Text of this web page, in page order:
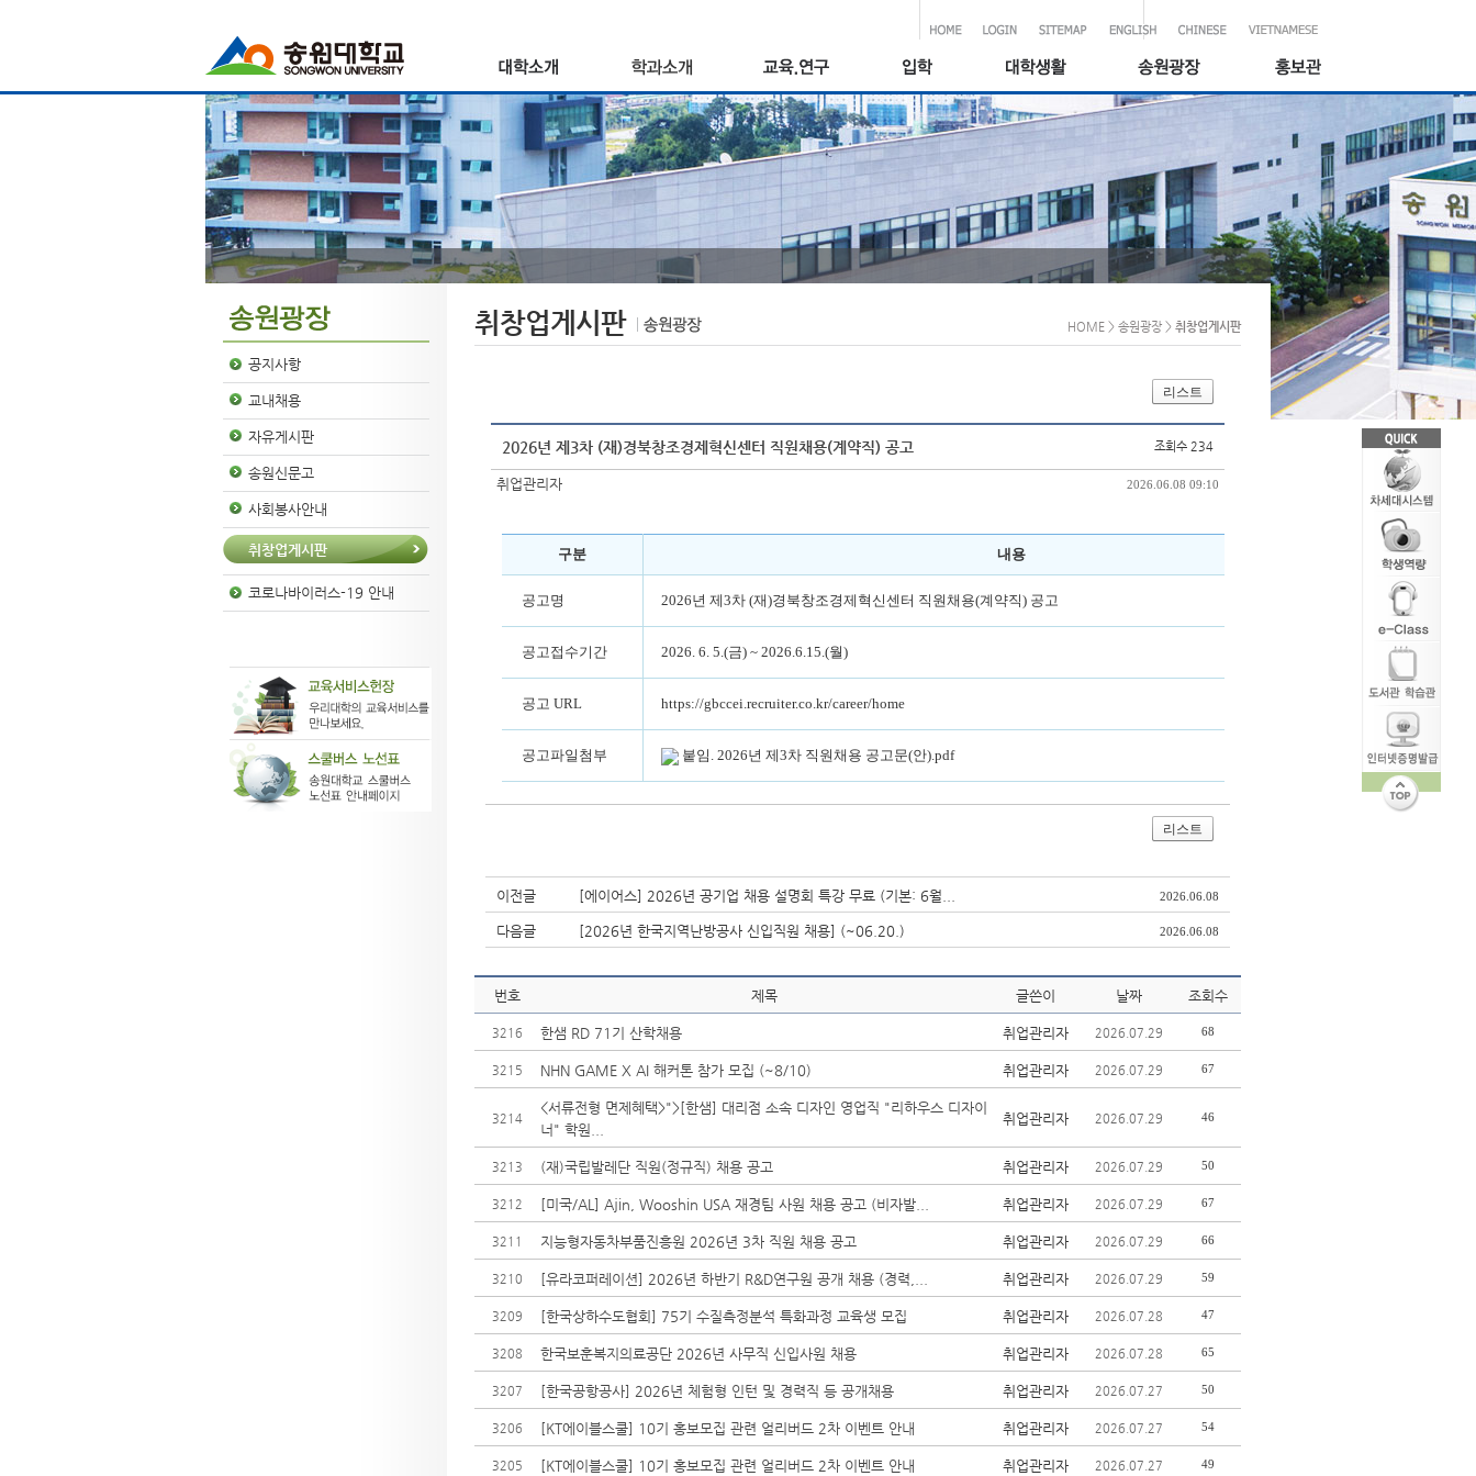
공지사항
교내채용
자유게시판
송원신문고
사회봉사안내
취창업게시판
코로나바이러스-19 안내
취창업게시판 HOME > 송원광장 > 취창업게시판
리스트
2026년 제3차 (재)경북창조경제혁신센터 직원채용(계약직) 공고 조회수 234
취업관리자 2026.06.08 09:10
구분 내용
공고명 2026년 제3차 (재)경북창조경제혁신센터 직원채용(계약직) 공고
공고접수기간 2026. 6. 5.(금) ~ 2026.6.15.(월)
공고 URL https://gbccei.recruiter.co.kr/career/home
공고파일첨부 붙임. 2026년 제3차 직원채용 공고문(안).pdf
리스트
이전글 [에이어스] 2026년 공기업 채용 설명회 특강 무료 (기본: 6월... 2026.06.08
다음글 [2026년 한국지역난방공사 신입직원 채용] (~06.20.) 2026.06.08
번호 제목 글쓴이 날짜 조회수
3216 한샘 RD 71기 산학채용 취업관리자 2026.07.29 68
3215 NHN GAME X AI 해커톤 참가 모집 (~8/10) 취업관리자 2026.07.29 67
3214
<서류전형 면제혜택>">[한샘] 대리점 소속 디자인 영업직 "리하우스 디자이
너" 학원...
취업관리자 2026.07.29 46
3213 (재)국립발레단 직원(정규직) 채용 공고 취업관리자 2026.07.29 50
3212 [미국/AL] Ajin, Wooshin USA 재경팀 사원 채용 공고 (비자발... 취업관리자 2026.07.29 67
3211 지능형자동차부품진흥원 2026년 3차 직원 채용 공고 취업관리자 2026.07.29 66
3210 [유라코퍼레이션] 2026년 하반기 R&D연구원 공개 채용 (경력,... 취업관리자 2026.07.29 59
3209 [한국상하수도협회] 75기 수질측정분석 특화과정 교육생 모집 취업관리자 2026.07.28 47
3208 한국보훈복지의료공단 2026년 사무직 신입사원 채용 취업관리자 2026.07.28 65
3207 [한국공항공사] 2026년 체험형 인턴 및 경력직 등 공개채용 취업관리자 2026.07.27 50
3206 [KT에이블스쿨] 10기 홍보모집 관련 얼리버드 2차 이벤트 안내 취업관리자 2026.07.27 54
3205 [KT에이블스쿨] 10기 홍보모집 관련 얼리버드 2차 이벤트 안내 취업관리자 2026.07.27 49